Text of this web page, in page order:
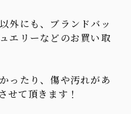
外にも、ブランドバッ
エリーなどのお買い取
ったり、傷や汚れがあ
せて頂きます！